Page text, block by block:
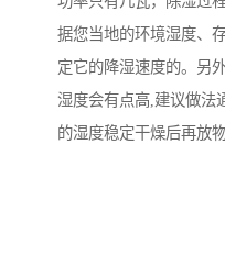
据您当地的环境湿度、
定它的降湿速度的。另
湿度会有点高,建议做法
的湿度稳定干燥后再放物